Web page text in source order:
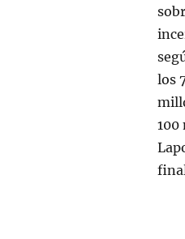
los
100